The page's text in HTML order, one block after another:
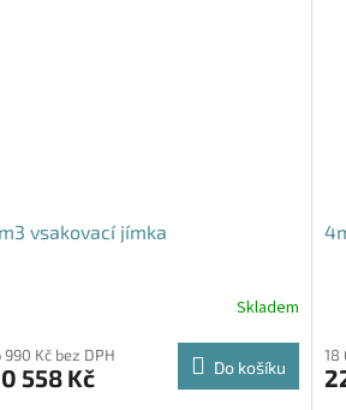
vsakovací jímka
Skladem
990 Kč bez DPH
558 Kč Do košíku
18